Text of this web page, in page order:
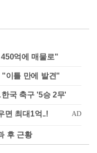
억에 매물로"
"이틀 만에 발견"
국 축구 '5승 2무'
후 근황